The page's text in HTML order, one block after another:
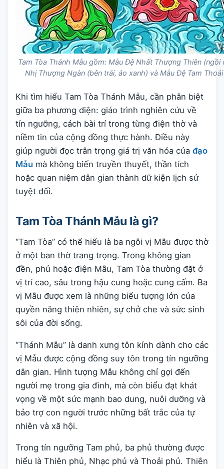
Tam Tòa Thánh Mẫu gồm: Mẫu Đệ Nhất Thượng Thiên
Nhị Thượng Ngàn (bên trái, áo xanh) và Mẫu Đệ Tam
Khi tìm hiểu Tam Tòa Thánh Mẫu, cần phân biệt
giữa ba phương diện: giáo trình nghiên cứu về
tín ngưỡng, cách bài trí trong từng điện thờ và
niềm tin của cộng đồng thực hành. Điều này
giúp người đọc trân trọng giá trị văn hóa của đạo
Mẫu mà không biến truyền thuyết, thần tích
hoặc quan niệm dân gian thành dữ kiện lịch sử
tuyệt đối.
Tam Tòa Thánh Mẫu là gì?
“Tam Tòa” có thể hiểu là ba ngôi vị Mẫu được thờ
ở một ban thờ trang trọng. Trong không gian
đền, phủ hoặc điện Mẫu, Tam Tòa thường đặt ở
vị trí cao, sâu trong hậu cung hoặc cung cấm. Ba
vị Mẫu được xem là những biểu tượng lớn của
quyền năng thiên nhiên, sự chở che và sức sinh
sôi của đời sống.
“Thánh Mẫu” là danh xưng tôn kính dành cho các
vị Mẫu được cộng đồng suy tôn trong tín ngưỡng
dân gian. Hình tượng Mẫu không chỉ gợi đến
người mẹ trong gia đình, mà còn biểu đạt khát
vọng về một sức mạnh bao dung, nuôi dưỡng và
bảo trợ con người trước những bất trắc của tự
nhiên và xã hội.
Trong tín ngưỡng Tam phủ, ba phủ thường được
hiểu là Thiên phủ, Nhạc phủ và Thoải phủ. Thiên